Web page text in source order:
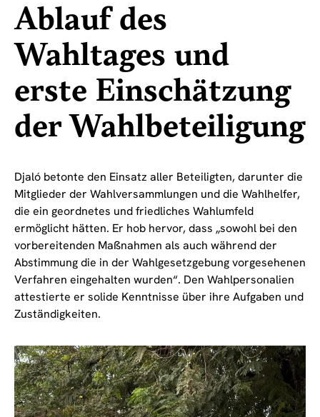
Ablauf des
Wahltages und
erste Einschätzung
der Wahlbeteiligung
Djaló betonte den Einsatz aller Beteiligten, darunter die
Mitglieder der Wahlversammlungen und die Wahlhelfer,
die ein geordnetes und friedliches Wahlumfeld
ermöglicht hätten. Er hob hervor, dass „sowohl bei den
vorbereitenden Maßnahmen als auch während der
Abstimmung die in der Wahlgesetzgebung vorgesehenen
Verfahren eingehalten wurden“. Den Wahlpersonalien
attestierte er solide Kenntnisse über ihre Aufgaben und
Zuständigkeiten.